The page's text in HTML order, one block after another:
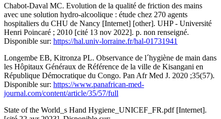
Chabot-Daval MC. Evolution de la qualité de friction des mains
avec une solution hydro-alcoolique : étude chez 270 agents
hospitaliers du CHU de Nancy [Internet] [other]. UHP - Université
Henri Poincaré ; 2010 [cité 13 nov 2022]. p. non renseigné.
Disponible sur: https://hal.univ-lorraine.fr/hal-01731941
Longembe EB, Kitronza PL. Observance de l´hygiène de main dans
les Hôpitaux Généraux de Référence de la ville de Kisangani en
République Démocratique du Congo. Pan Afr Med J. 2020 ;35(57).
Disponible sur: https://www.panafrican-med-
journal.com/content/article/35/57/full
State of the World_s Hand Hygiene_UNICEF_FR.pdf [Internet].